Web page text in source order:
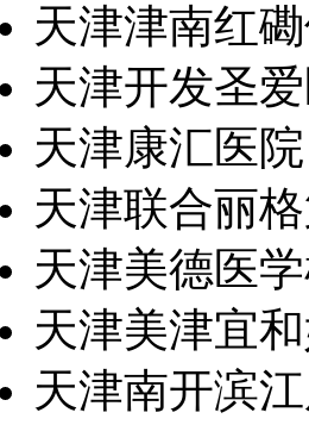
天津津南红
天津开发圣
天津康汇医院
天津联合丽
天津美德医
天津美津宜
天津南开滨